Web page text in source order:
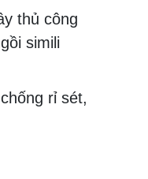
thủ công
simili
rỉ sét,